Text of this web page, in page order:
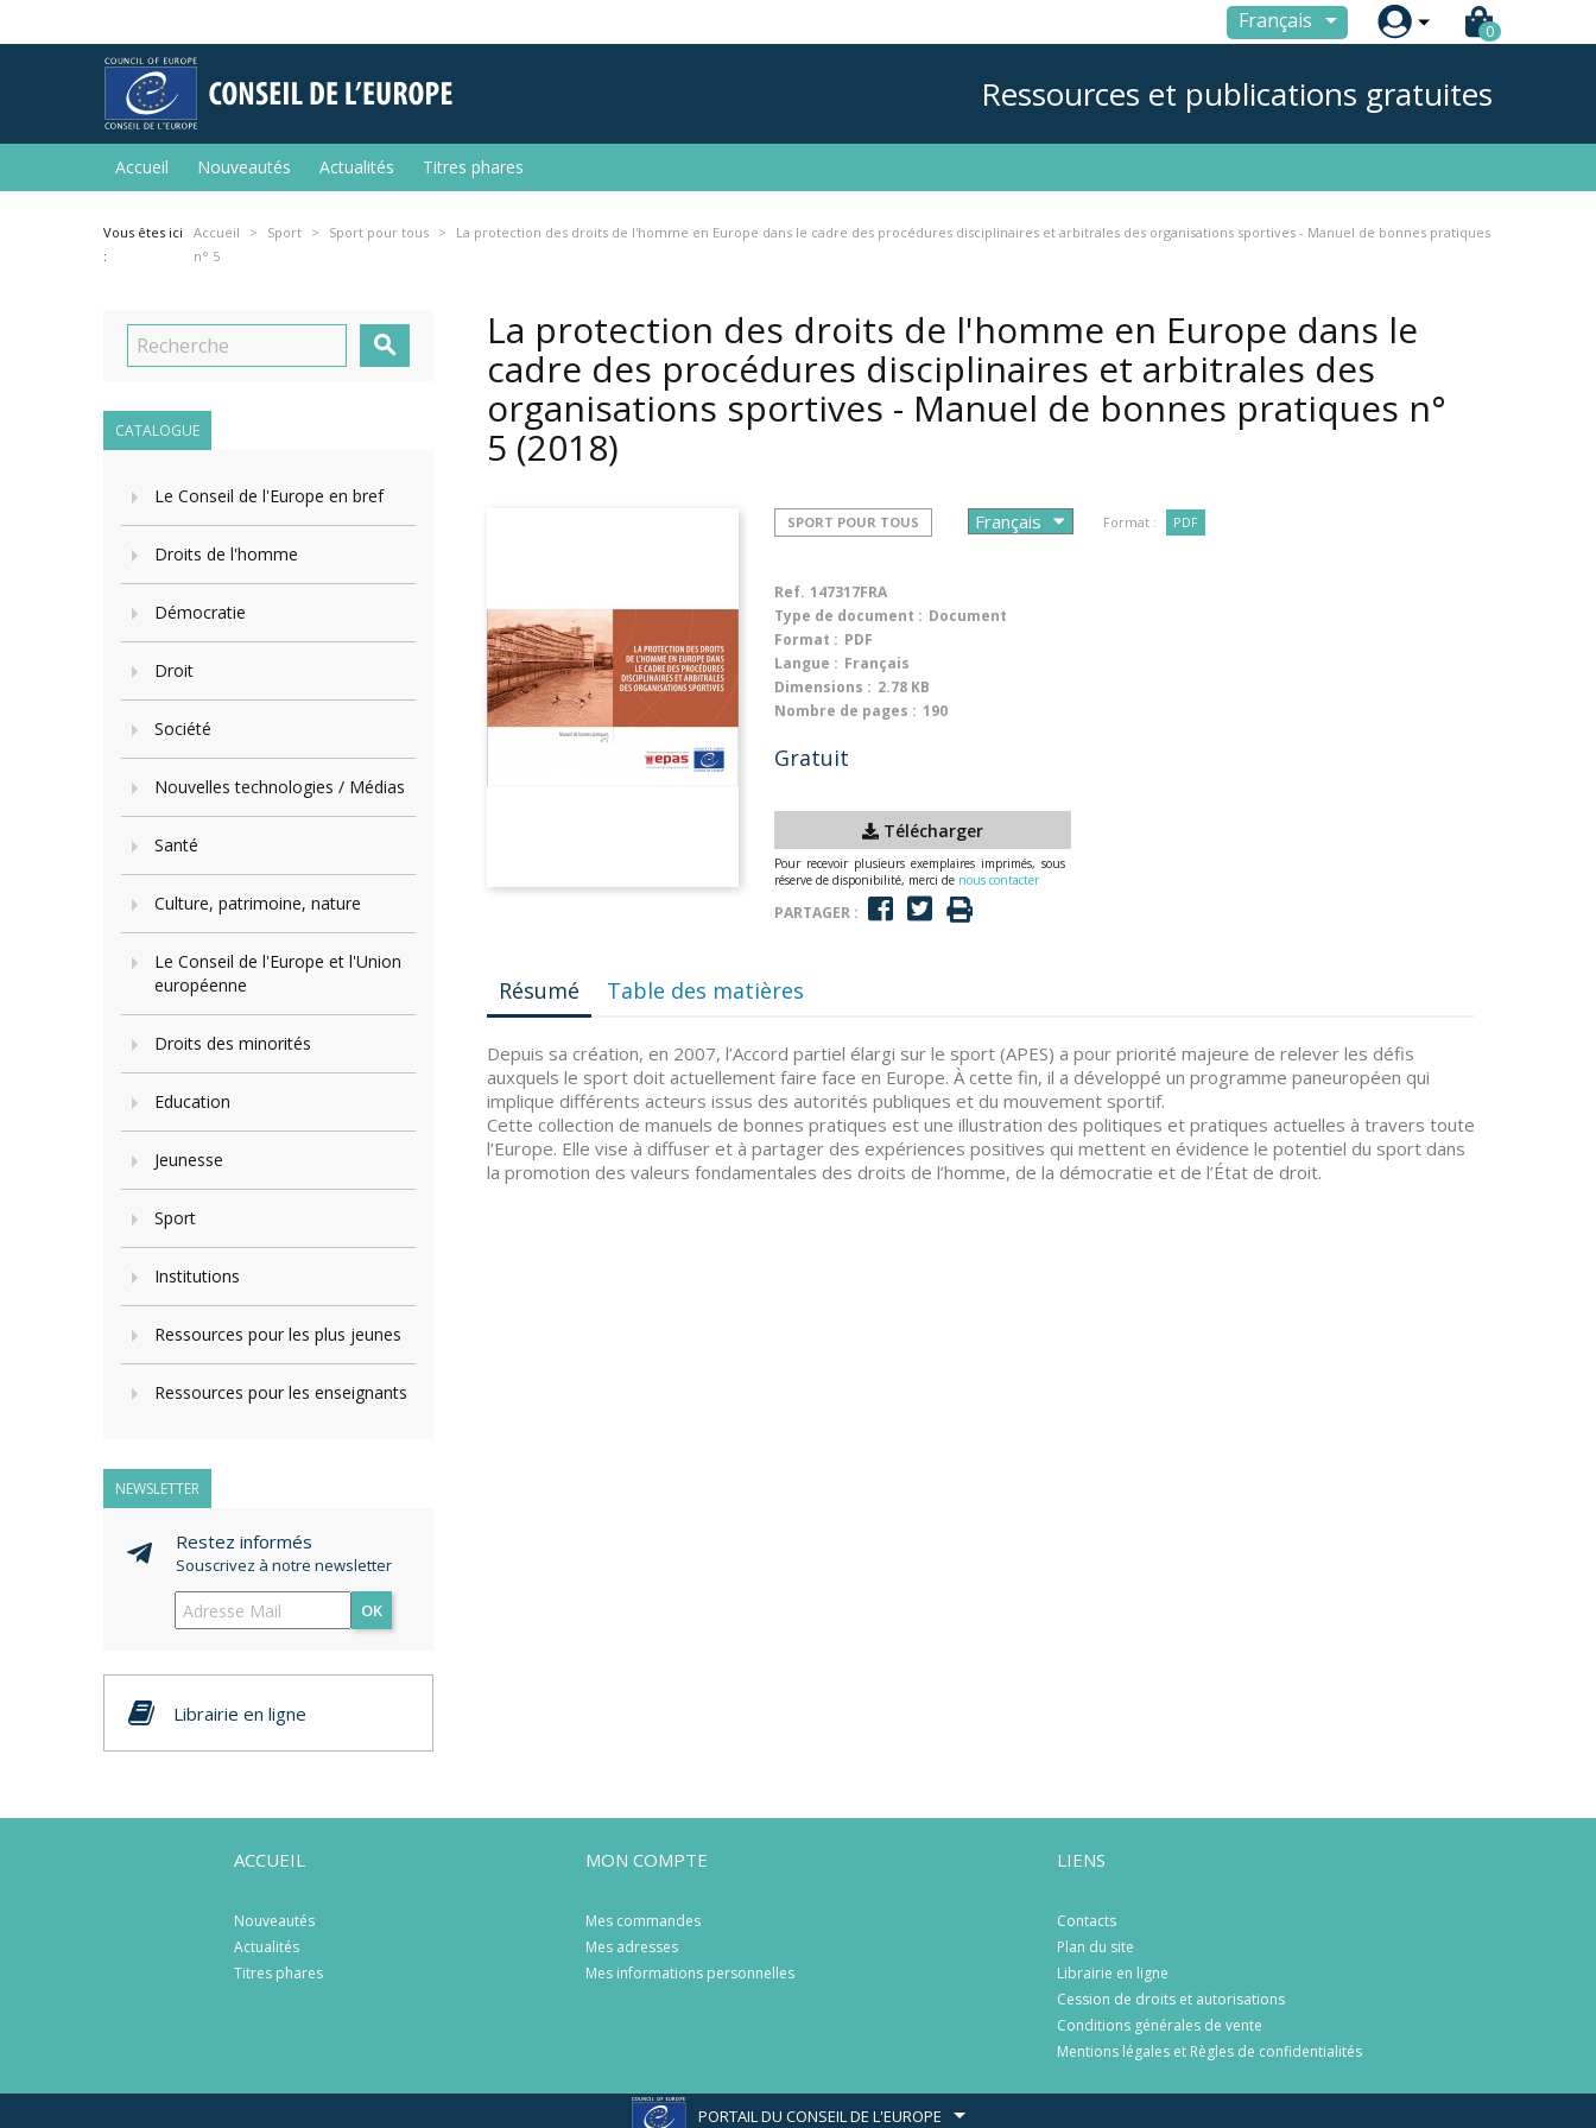
Français  0
Ressources et publications gratuites
Accueil Nouveautés Actualités Titres phares
Vous êtes ici
:
Accueil Sport Sport pour tous
La protection des droits de l'homme en Europe dans le cadre des procédures disciplinaires et arbitrales des organisations sportives - Manuel de bonnes pratiques
n° 5

CATALOGUE
Le Conseil de l'Europe en bref
Droits de l'homme
Démocratie
Droit
Société
Nouvelles technologies / Médias
Santé
Culture, patrimoine, nature
Le Conseil de l'Europe et l'Union
européenne
Droits des minorités
Education
Jeunesse
Sport
Institutions
Ressources pour les plus jeunes
Ressources pour les enseignants
NEWSLETTER
Restez informés
Souscrivez à notre newsletter
OK
Librairie en ligne
La protection des droits de l'homme en Europe dans le
cadre des procédures disciplinaires et arbitrales des
organisations sportives - Manuel de bonnes pratiques n°
5 (2018)
SPORT POUR TOUS Format : PDF
Ref. 147317FRA
Type de document : Document
Format : PDF
Langue : Français
Dimensions : 2.78 KB
Nombre de pages : 190
Gratuit
Télécharger
Pour recevoir plusieurs exemplaires imprimés, sous
réserve de disponibilité, merci de nous contacter
PARTAGER :
Résumé Table des matières
Depuis sa création, en 2007, l’Accord partiel élargi sur le sport (APES) a pour priorité majeure de relever les défis
auxquels le sport doit actuellement faire face en Europe. À cette fin, il a développé un programme paneuropéen qui
implique différents acteurs issus des autorités publiques et du mouvement sportif.
Cette collection de manuels de bonnes pratiques est une illustration des politiques et pratiques actuelles à travers toute
l’Europe. Elle vise à diffuser et à partager des expériences positives qui mettent en évidence le potentiel du sport dans
la promotion des valeurs fondamentales des droits de l’homme, de la démocratie et de l’État de droit.
ACCUEIL
Nouveautés
Actualités
Titres phares
MON COMPTE
Mes commandes
Mes adresses
Mes informations personnelles
LIENS
Contacts
Plan du site
Librairie en ligne
Cession de droits et autorisations
Conditions générales de vente
Mentions légales et Règles de confidentialités
PORTAIL DU CONSEIL DE L'EUROPE